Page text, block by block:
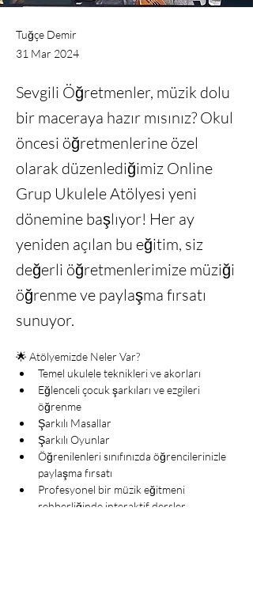
Tuğçe Demir
31 Mar 2024
Sevgili Öğretmenler, müzik dolu
bir maceraya hazır mısınız? Okul
öncesi öğretmenlerine özel
olarak düzenlediğimiz Online
Grup Ukulele Atölyesi yeni
dönemine başlıyor! Her ay
yeniden açılan bu eğitim, siz
değerli öğretmenlerimize müziği
öğrenme ve paylaşma fırsatı
sunuyor.
🌟 Atölyemizde Neler Var?
Temel ukulele teknikleri ve akorları
Eğlenceli çocuk şarkıları ve ezgileri
öğrenme
Şarkılı Masallar
Şarkılı Oyunlar
Öğrenilenleri sınıfınızda öğrencilerinizle
paylaşma fırsatı
Profesyonel bir müzik eğitmeni
rehberliğinde interaktif dersler